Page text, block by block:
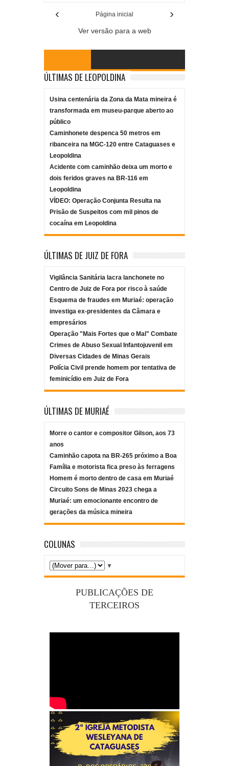
‹ ›
Página inicial
Ver versão para a web
ÚLTIMAS DE LEOPOLDINA
Usina centenária da Zona da Mata mineira é
transformada em museu-parque aberto ao
público
Caminhonete despenca 50 metros em
ribanceira na MGC-120 entre Cataguases e
Leopoldina
Acidente com caminhão deixa um morto e
dois feridos graves na BR-116 em
Leopoldina
VÍDEO: Operação Conjunta Resulta na
Prisão de Suspeitos com mil pinos de
cocaína em Leopoldina
ÚLTIMAS DE JUIZ DE FORA
Vigilância Sanitária lacra lanchonete no
Centro de Juiz de Fora por risco à saúde
Esquema de fraudes em Muriaé: operação
investiga ex-presidentes da Câmara e
empresários
Operação "Mais Fortes que o Mal" Combate
Crimes de Abuso Sexual Infantojuvenil em
Diversas Cidades de Minas Gerais
Polícia Civil prende homem por tentativa de
feminicídio em Juiz de Fora
ÚLTIMAS DE MURIAÉ
Morre o cantor e compositor Gilson, aos 73
anos
Caminhão capota na BR-265 próximo a Boa
Família e motorista fica preso às ferragens
Homem é morto dentro de casa em Muriaé
Circuito Sons de Minas 2023 chega a
Muriaé: um emocionante encontro de
gerações da música mineira
COLUNAS
▼
PUBLICAÇÕES DE
TERCEIROS